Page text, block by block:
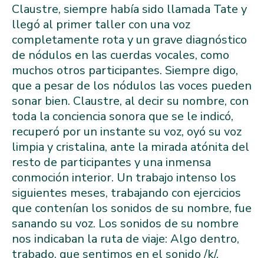
Claustre, siempre había sido llamada Tate y
llegó al primer taller con una voz
completamente rota y un grave diagnóstico
de nódulos en las cuerdas vocales, como
muchos otros participantes. Siempre digo,
que a pesar de los nódulos las voces pueden
sonar bien. Claustre, al decir su nombre, con
toda la conciencia sonora que se le indicó,
recuperó por un instante su voz, oyó su voz
limpia y cristalina, ante la mirada atónita del
resto de participantes y una inmensa
conmoción interior. Un trabajo intenso los
siguientes meses, trabajando con ejercicios
que contenían los sonidos de su nombre, fue
sanando su voz. Los sonidos de su nombre
nos indicaban la ruta de viaje: Algo dentro,
trabado, que sentimos en el sonido /k/,